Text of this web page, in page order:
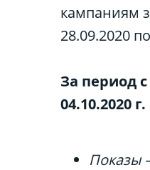
кампаниям
28.09.2020
За период с
04.10.2020
Показы